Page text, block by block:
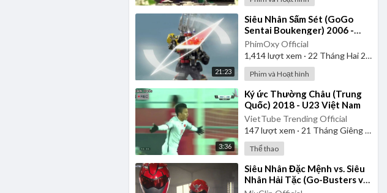
21:23
⁣Siêu Nhân Sấm Sét (GoGo
Sentai Boukenger) 2006 -
Tập 2 | Thuyết Minh
PhimOxy Official
1,414lượt xem · 22 Tháng Hai 2025
Phim và Hoạt hình
3:36
⁣Ký ức Thường Châu (Trung
Quốc) 2018 - U23 Việt Nam
VietTube Trending Official
147lượt xem · 21 Tháng Giêng 2025
Thể thao
⁣Siêu Nhân Đặc Mệnh vs. Siêu
Nhân Hải Tặc (Go-Busters vs.
Gokaiger) | Vietsub